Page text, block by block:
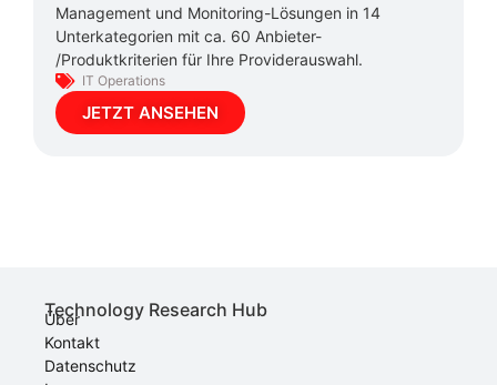
Management und Monitoring-Lösungen in 14
Unterkategorien mit ca. 60 Anbieter-
/Produktkriterien für Ihre Providerauswahl.
IT Operations
JETZT ANSEHEN
Technology Research Hub
Über
Kontakt
Datenschutz